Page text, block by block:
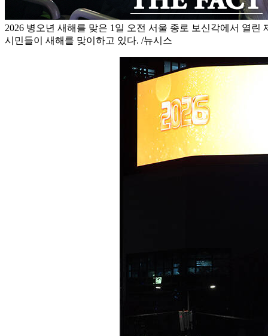
2026 병오년 새해를 맞은 1일 오전 서울 종로 보신각에서 열린
시민들이 새해를 맞이하고 있다. /뉴시스